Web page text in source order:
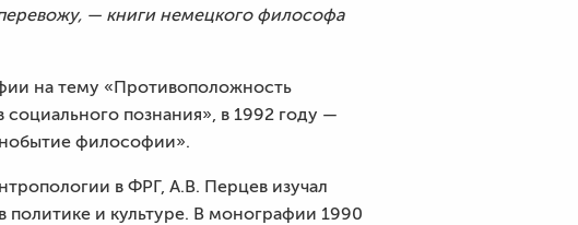
— книги немецкого философа
на тему «Противоположность
познания», в 1992 году —
философии».
в ФРГ, А.В. Перцев изучал
и культуре. В монографии 1990